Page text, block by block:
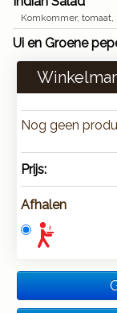
Komkommer,
Ui en Groene
Nog geen
Prijs:
Afhalen